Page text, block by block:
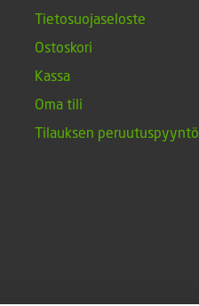
Tietosuojaseloste
Ostoskori
Kassa
Oma tili
Tilauksen peruutuspyyntö